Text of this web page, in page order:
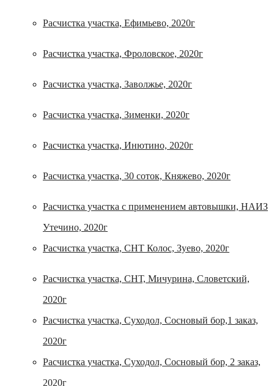
Расчистка участка, Ефимьево, 2020г
Расчистка участка, Фроловское, 2020г
Расчистка участка, Заволжье, 2020г
Расчистка участка, Зименки, 2020г
Расчистка участка, Инютино, 2020г
Расчистка участка, 30 соток, Княжево, 2020г
Расчистка участка с применением автовышки, НАИЗ
Утечино, 2020г
Расчистка участка, СНТ Колос, Зуево, 2020г
Расчистка участка, СНТ, Мичурина, Словетский,
2020г
Расчистка участка, Суходол, Сосновый бор,1 заказ,
2020г
Расчистка участка, Суходол, Сосновый бор, 2 заказ,
2020г